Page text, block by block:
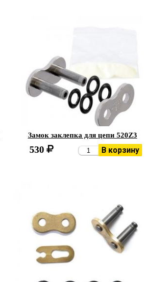
Замок заклепка для цепи 520Z3
530 В корзину